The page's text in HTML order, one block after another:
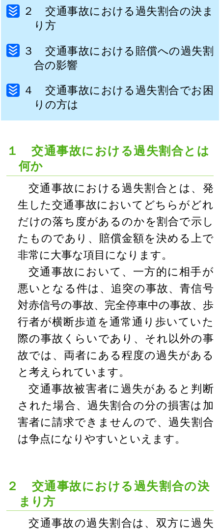
２ 交通事故における過失割合の決ま
り方
３ 交通事故における賠償への過失割
合の影響
４ 交通事故における過失割合でお困
りの方は
１ 交通事故における過失割合とは
何か
交通事故における過失割合とは、発
生した交通事故においてどちらがどれ
だけの落ち度があるのかを割合で示し
たものであり、賠償金額を決める上で
非常に大事な項目になります。
交通事故において、一方的に相手が
悪いとなる件は、追突の事故、青信号
対赤信号の事故、完全停車中の事故、歩
行者が横断歩道を通常通り歩いていた
際の事故くらいであり、それ以外の事
故では、両者にある程度の過失がある
と考えられています。
交通事故被害者に過失があると判断
された場合、過失割合の分の損害は加
害者に請求できませんので、過失割合
は争点になりやすいといえます。
２ 交通事故における過失割合の決
まり方
交通事故の過失割合は、双方に過失